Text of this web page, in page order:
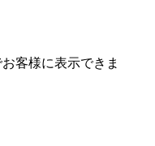
客様に表示できま